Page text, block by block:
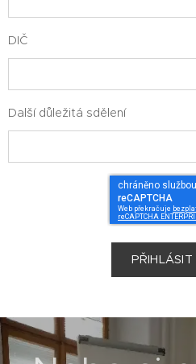
DIČ
Další důležitá sdělení